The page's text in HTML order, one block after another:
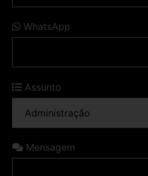
WhatsApp
Assunto
Mensagem